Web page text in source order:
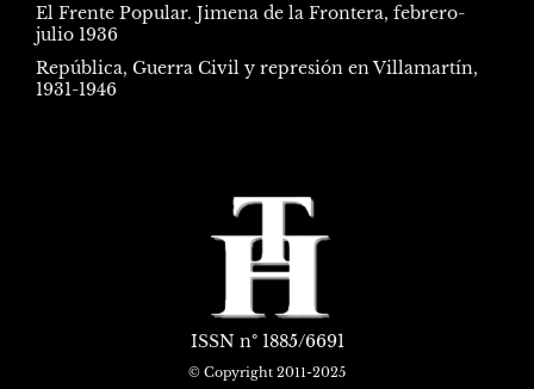
El Frente Popular. Jimena de la Frontera, febrero-
julio 1936
República, Guerra Civil y represión en Villamartín,
1931-1946
ISSN nº 1885/6691
© Copyright 2011-2025